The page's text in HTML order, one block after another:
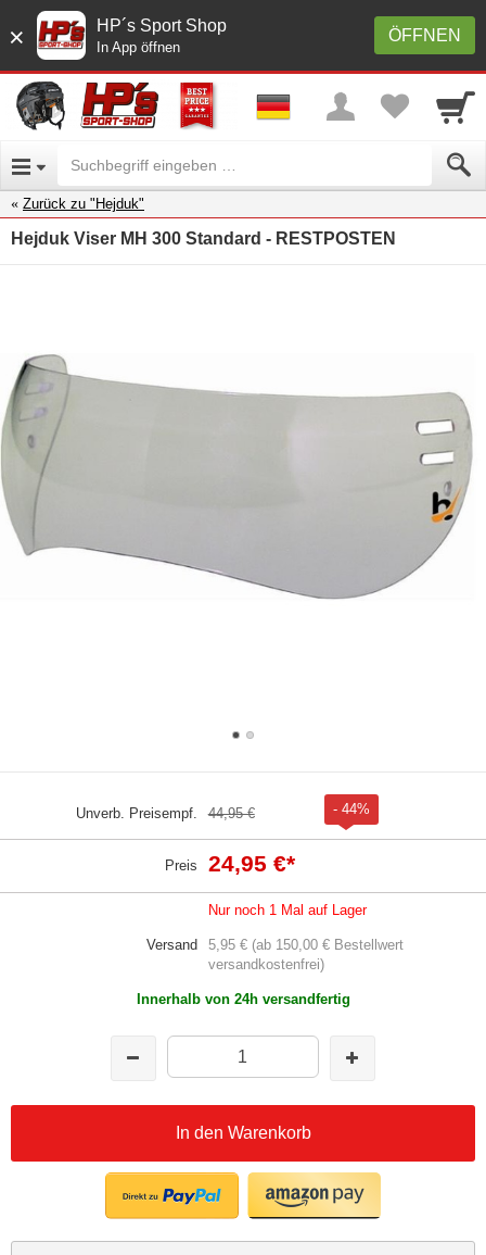
× ÖFFNEN
HP´s Sport Shop
In App öffnen
Zurück zu "Hejduk"
Hejduk Viser MH 300 Standard - RESTPOSTEN
Unverb. Preisempf. 44,95 € - 44%
Preis 24,95 €*
Nur noch 1 Mal auf Lager
Versand
5,95 € (ab 150,00 € Bestellwert
versandkostenfrei)
Innerhalb von 24h versandfertig
In den Warenkorb